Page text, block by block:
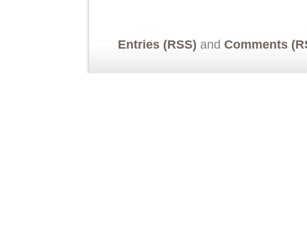
Entries (RSS) and Comments